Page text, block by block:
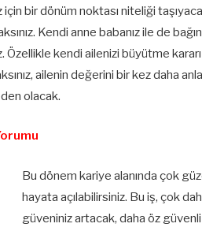
için bir dönüm noktası niteliği
Kendi anne babanız ile de
Özellikle kendi ailenizi büyütme
ailenin değerini bir kez daha
olacak.
Bu dönem kariye alanında çok
hayata açılabilirsiniz. Bu iş, çok
güveniniz artacak, daha öz